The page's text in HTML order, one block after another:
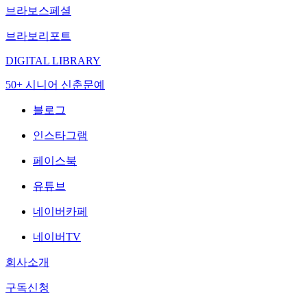
브라보스페셜
브라보리포트
DIGITAL LIBRARY
50+ 시니어 신춘문예
블로그
인스타그램
페이스북
유튜브
네이버카페
네이버TV
회사소개
구독신청